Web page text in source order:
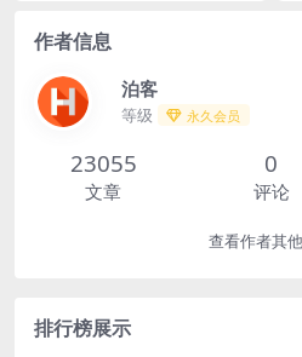
作者信息
泊客
等级 永久会员
23055
文章
0
评论
查看作者其
排行榜展示